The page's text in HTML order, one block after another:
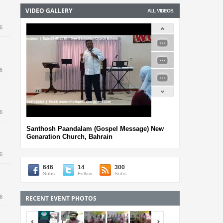
ALL VIDEOS
VIDEO GALLERY
Santhosh Paandalam (Gospel Message) New
Genaration Church, Bahrain
646
Subs.
14
Follow.
300
Subs.
RECENT EVENT PHOTOS
<span></span>